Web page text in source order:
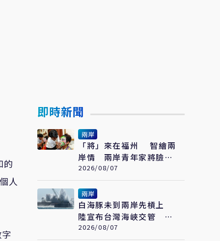
的
人
即時新聞
兩岸
「將」來在福州 智繪兩
岸情 兩岸青年家將臉譜
繪畫大賽在福州開幕
2026/08/07
兩岸
白海豚未到兩岸先槓上
陸宣布台灣海峽交管 陸
委會：不勞費心
2026/08/07